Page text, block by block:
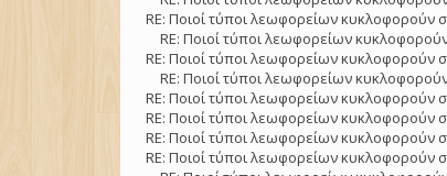
RE: Ποιοί τύποι λεωφορείων κυκλοφορούν
RE: Ποιοί τύποι λεωφορείων
RE: Ποιοί τύποι λεωφορείων κυκλοφορούν
RE: Ποιοί τύποι λεωφορείων
RE: Ποιοί τύποι λεωφορείων κυκλοφορούν
RE: Ποιοί τύποι λεωφορείων κυκλοφορούν
RE: Ποιοί τύποι λεωφορείων κυκλοφορούν
RE: Ποιοί τύποι λεωφορείων κυκλοφορούν